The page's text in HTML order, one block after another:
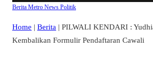
Berita Metro News Politik
Home | Berita | PILWALI KENDARI :
Kembalikan Formulir Pendaftaran Cawali